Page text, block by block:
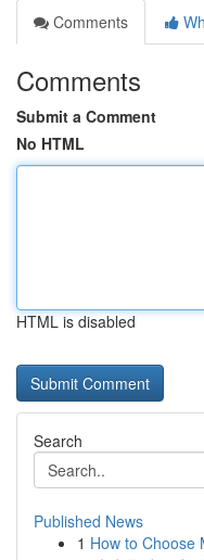
Comments
Comments
Submit a Comment
No HTML
HTML is disabled
Search
Published News
1 How to Choose